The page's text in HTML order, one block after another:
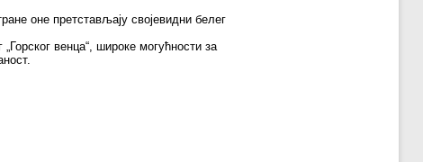
оне претстављају својевидни белег
венца“, широке могућности за